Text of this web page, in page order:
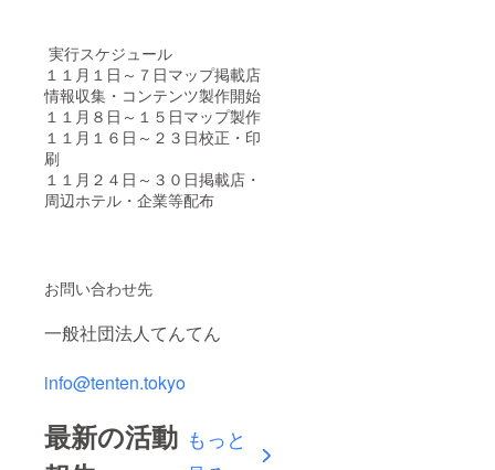
実行スケジュール
１１月１日～７日マップ掲載店
情報収集・コンテンツ製作開始
１１月８日～１５日マップ製作
１１月１６日～２３日校正・印
刷
１１月２４日～３０日掲載店・
周辺ホテル・企業等配布
お問い合わせ先
一般社団法人てんてん
info@tenten.tokyo
最新の活動 もっと